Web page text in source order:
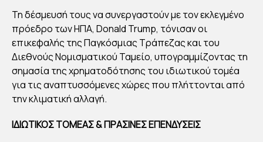
ΔΝ
ΠΑ
ΓΚ
ΟΣ
Τη δέσμευσή τους να συνεργαστούν με τον εκλεγμένο
πρόεδρο των ΗΠΑ, Donald Trump, τόνισαν οι
επικεφαλής της Παγκόσμιας Τράπεζας και του
Διεθνούς Νομισματικού Ταμείο, υπογραμμίζοντας τη
σημασία της χρηματοδότησης του ιδιωτικού τομέα
για τις αναπτυσσόμενες χώρες που πλήττονται από
την κλιματική αλλαγή.
ΙΔΙΩΤΙΚΟΣ ΤΟΜΕΑΣ & ΠΡΑΣΙΝΕΣ ΕΠΕΝΔΥΣΕΙΣ